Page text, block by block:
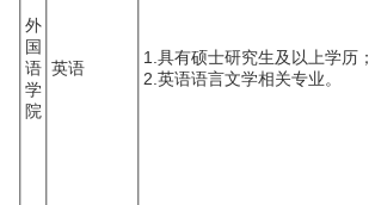
外
国
语
学
院
英语
1.具有硕士研究生及以上学历；
2.英语语言文学相关专业。